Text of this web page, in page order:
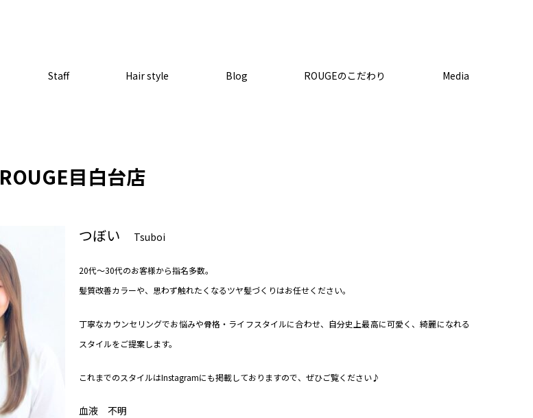
Staff Hair style Blog ROUGEのこだわり Media
ROUGE目白台店
つぼい Tsuboi
20代〜30代のお客様から指名多数。
髪質改善カラーや、思わず触れたくなるツヤ髪づくりはお任せください。
丁寧なカウンセリングでお悩みや骨格・ライフスタイルに合わせ、自分史上最高に可愛く、綺麗になれる
スタイルをご提案します。
これまでのスタイルはInstagramにも掲載しておりますので、ぜひご覧ください♪
血液 不明